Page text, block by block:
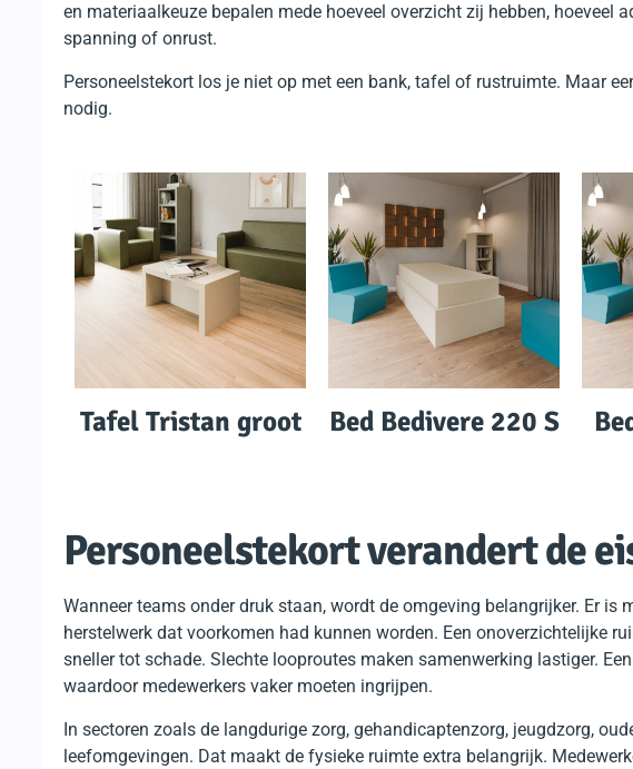
en materiaalkeuze bepalen mede hoeveel overzicht zij hebben, hoeveel
spanning of onrust.
Personeelstekort los je niet op met een bank, tafel of rustruimte. Maar
nodig.
Tafel Tristan groot Bed Bedivere 220 S
Personeelstekort verandert de
Wanneer teams onder druk staan, wordt de omgeving belangrijker. Er
herstelwerk dat voorkomen had kunnen worden. Een onoverzichtelijke
sneller tot schade. Slechte looproutes maken samenwerking lastiger.
waardoor medewerkers vaker moeten ingrijpen.
In sectoren zoals de langdurige zorg, gehandicaptenzorg, jeugdzorg,
leefomgevingen. Dat maakt de fysieke ruimte extra belangrijk.